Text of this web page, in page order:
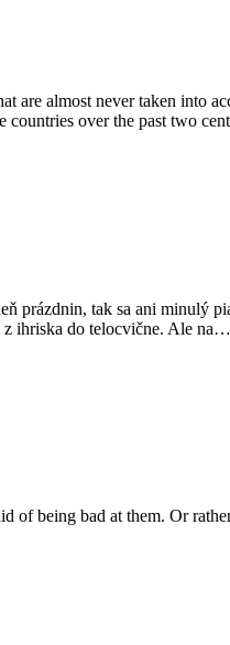
almost never taken into
countries over the past two
prázdnin, tak sa ani minulý
z ihriska do telocvične. Ale na…
of being bad at them. Or